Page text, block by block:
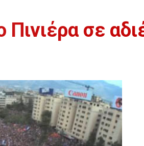
Πινιέρα σε